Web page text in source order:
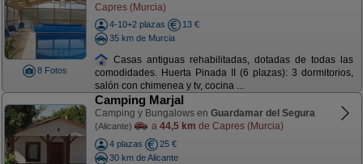
8 Fotos
Capres (Murcia)
4-10+2 plazas
13 €
35 km de Murcia
Casas antiguas rehabilitadas, dotadas de todas las
comodidades. Huerta Pinada II (6 plazas): 3 dormitorios,
salón con chimenea y tv, cocina ...
Camping Marjal
Camping y Bungalows en Guardamar del Segura
(Alicante) a 44,5 km de Capres (Murcia)
4 plazas
25 €
30 km de Alicante